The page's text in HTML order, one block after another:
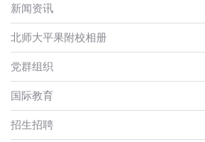
新闻资讯
北师大平果附校相册
党群组织
国际教育
招生招聘